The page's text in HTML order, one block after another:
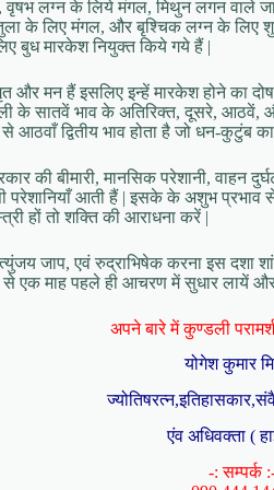
लग्न के लिये मंगल, मिथुन लगन वाले
के लिए मंगल, और बृश्चिक लग्न के लिए
बुध मारकेश नियुक्त किये गये हैं |
और मन हैं इसलिए इन्हें मारकेश होने का
के सातवें भाव के अतिरिक्त, दूसरे, आठवें,
द्वितीय भाव होता है जो धन-कुटुंब
बीमारी, मानसिक परेशानी, वाहन
परेशानियाँ आती हैं | इसके के अशुभ
हों तो शक्ति की आराधना करें |
जाप, एवं रुद्राभिषेक करना इस दशा
से एक माह पहले ही आचरण में सुधार लायें
अपने बारे में कुण्डली
योगेश कुमार
एंव अधिवक्ता (
-: सम्पर्क